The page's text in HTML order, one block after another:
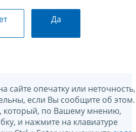
Да
сайте опечатку или неточность,
если Вы сообщите об этом.
который, по Вашему мнению,
и нажмите на клавиатуре